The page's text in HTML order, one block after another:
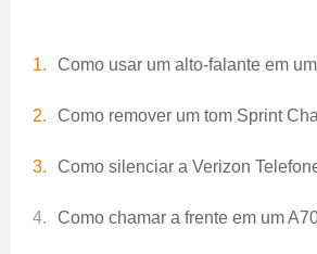
Como usar um alto-falante em
Como remover um tom Sprint
Como silenciar a Verizon
Como chamar a frente em um